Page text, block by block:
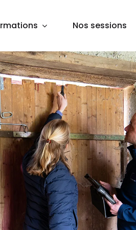
Nos sessions